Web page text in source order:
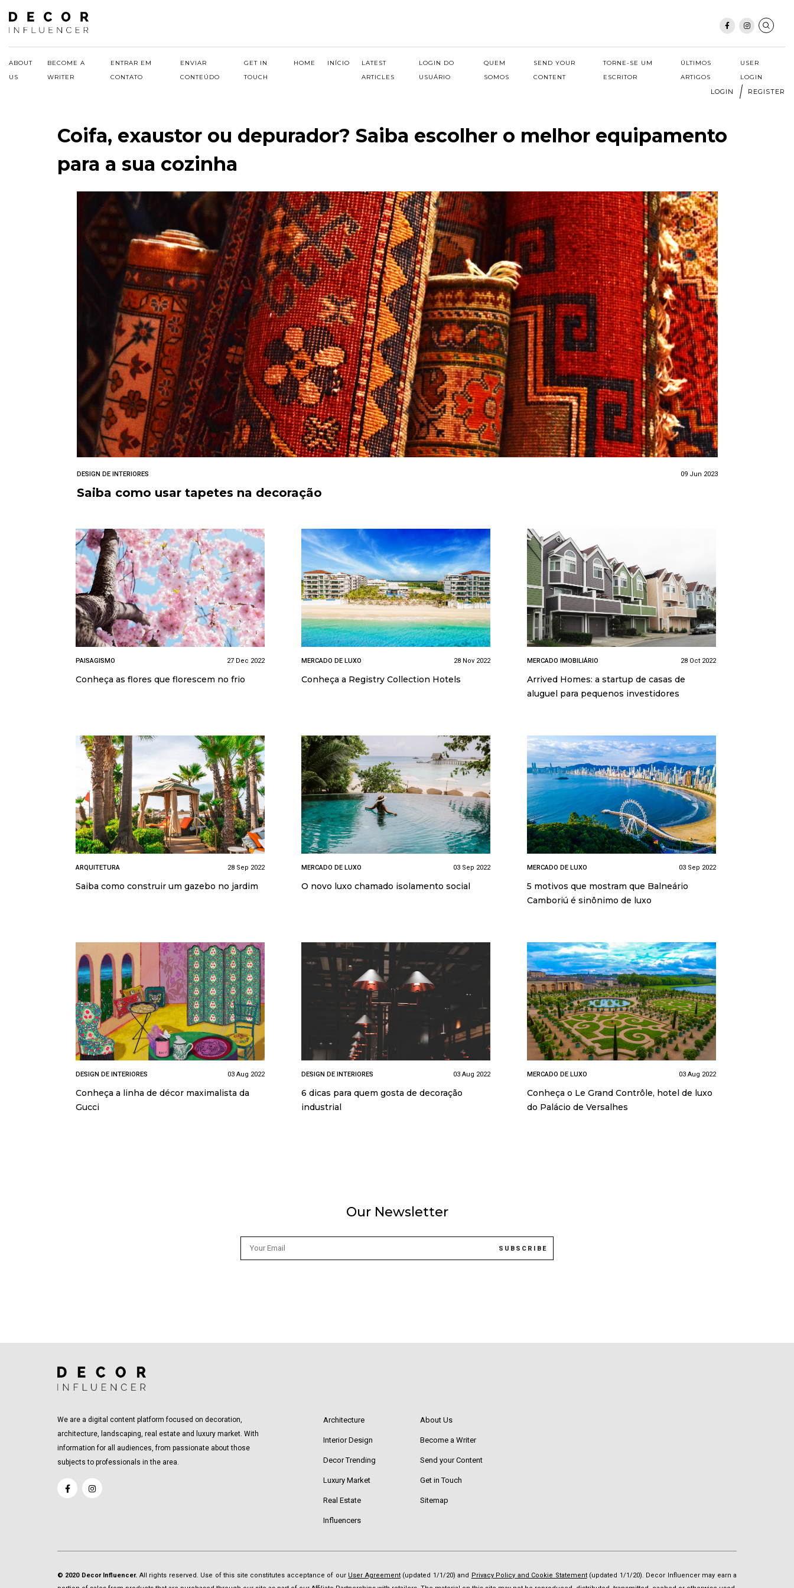
Skip
content
ABOUT
US
BECOME A
WRITER
ENTRAR EM
CONTATO
ENVIAR
CONTEÚDO
GET IN
TOUCH
HOME INÍCIO
LATEST
ARTICLES
LOGIN DO
USUÁRIO
QUEM
SOMOS
SEND YOUR
CONTENT
TORNE-SE UM
ESCRITOR
ÚLTIMOS
ARTIGOS
USER
LOGIN
LOGIN REGISTER
Coifa, exaustor ou depurador? Saiba escolher o melhor equipamento
para a sua cozinha
DESIGN DE INTERIORES 09 Jun 2023
Saiba como usar tapetes na decoração
PAISAGISMO 27 Dec 2022
Conheça as flores que florescem no frio
MERCADO DE LUXO 28 Nov 2022
Conheça a Registry Collection Hotels
MERCADO IMOBILIÁRIO 28 Oct 2022
Arrived Homes: a startup de casas de
aluguel para pequenos investidores
ARQUITETURA 28 Sep 2022
Saiba como construir um gazebo no jardim
MERCADO DE LUXO 03 Sep 2022
O novo luxo chamado isolamento social
MERCADO DE LUXO 03 Sep 2022
5 motivos que mostram que Balneário
Camboriú é sinônimo de luxo
DESIGN DE INTERIORES 03 Aug 2022
Conheça a linha de décor maximalista da
Gucci
DESIGN DE INTERIORES 03 Aug 2022
6 dicas para quem gosta de decoração
industrial
MERCADO DE LUXO 03 Aug 2022
Conheça o Le Grand Contrôle, hotel de luxo
do Palácio de Versalhes
Our Newsletter
We are a digital content platform focused on decoration,
architecture, landscaping, real estate and luxury market. With
information for all audiences, from passionate about those
subjects to professionals in the area.
Architecture
Interior Design
Decor Trending
Luxury Market
Real Estate
Influencers
About Us
Become a Writer
Send your Content
Get in Touch
Sitemap
© 2020 Decor Influencer. All rights reserved. Use of this site constitutes acceptance of our User Agreement(updated 1/1/20) and Privacy Policy and Cookie Statement(updated 1/1/20). Decor Influencer may earn a